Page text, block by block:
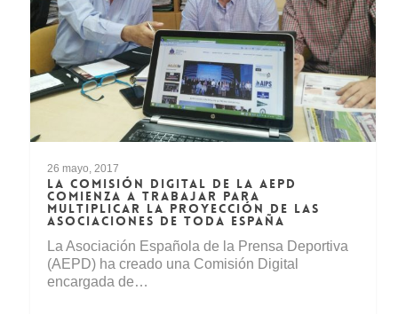
26 mayo, 2017
LA COMISIÓN DIGITAL DE LA AEPD
COMIENZA A TRABAJAR PARA
MULTIPLICAR LA PROYECCIÓN DE LAS
ASOCIACIONES DE TODA ESPAÑA
La Asociación Española de la Prensa Deportiva
(AEPD) ha creado una Comisión Digital
encargada de…